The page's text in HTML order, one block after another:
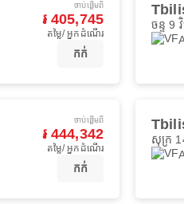
ចាប់ផ្ដើមពី
៛ 405,745
តម្លៃ/ អ្នកដំណើរ
កក់
ចន្ទ 9 វិ
ចាប់ផ្ដើមពី
៛ 444,342
តម្លៃ/ អ្នកដំណើរ
កក់
សុក្រ